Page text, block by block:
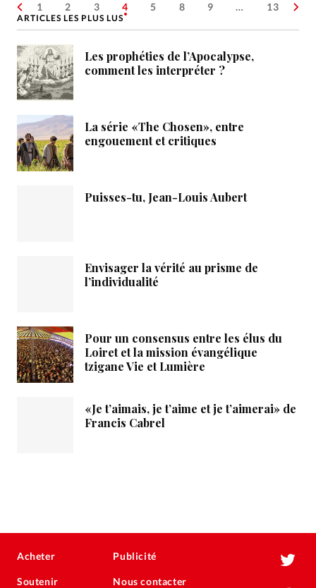
1 2 3 4 5 8 9 … 13
ARTICLES LES PLUS LUS
Les prophéties de l’Apocalypse,
comment les interpréter ?
La série «The Chosen», entre
engouement et critiques
Puisses-tu, Jean-Louis Aubert
Envisager la vérité au prisme de
l’individualité
Pour un consensus entre les élus du
Loiret et la mission évangélique
tzigane Vie et Lumière
«Je t’aimais, je t’aime et je t’aimerai» de
Francis Cabrel
Acheter
Soutenir
Publicité
Nous contacter